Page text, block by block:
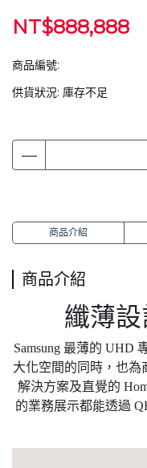
NT$888,888
商品編號:
供貨狀況: 庫存不足
商品介紹
商品介紹
纖薄
Samsung 最薄的 UHD
大化空間的同時，也為
解決方案及直覺的
的業務展示都能透過